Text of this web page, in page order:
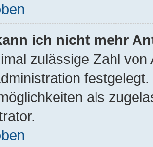
ich nicht mehr
zulässige Zahl
als